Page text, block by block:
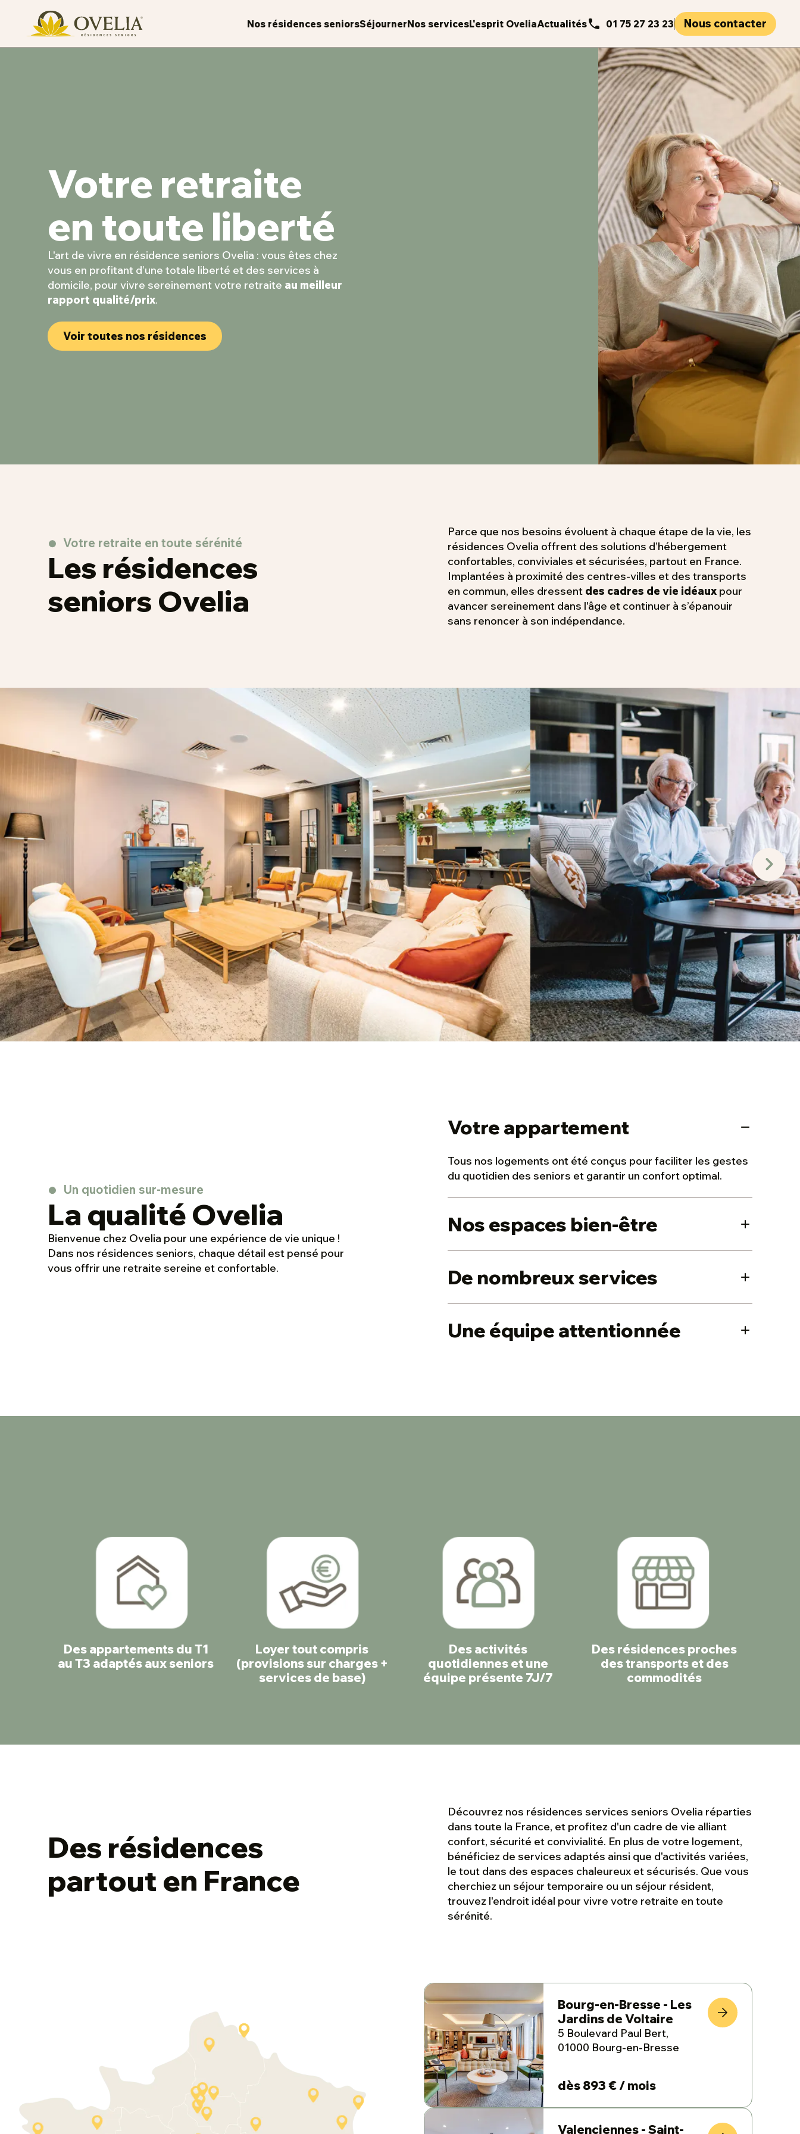
Nos résidences seniorsSéjournerNos servicesL'esprit OveliaActualités 01 75 27 23 23 Nous contacter
Votre retraite
en toute liberté
L'art de vivre en résidence seniors Ovelia : vous êtes chez
vous en profitant d’une totale liberté et des services à
domicile, pour vivre sereinement votre retraite au meilleur
rapport qualité/prix.
Voir toutes nos résidences
Votre retraite en toute sérénité
Les résidences
seniors Ovelia
Parce que nos besoins évoluent à chaque étape de la vie, les
résidences Ovelia offrent des solutions d’hébergement
confortables, conviviales et sécurisées, partout en France.
Implantées à proximité des centres-villes et des transports
en commun, elles dressent des cadres de vie idéaux pour
avancer sereinement dans l'âge et continuer à s’épanouir
sans renoncer à son indépendance.
Un quotidien sur-mesure
La qualité Ovelia
Bienvenue chez Ovelia pour une expérience de vie unique !
Dans nos résidences seniors, chaque détail est pensé pour
vous offrir une retraite sereine et confortable.
Votre appartement
Tous nos logements ont été conçus pour faciliter les gestes
du quotidien des seniors et garantir un confort optimal.
Nos espaces bien-être
coiffure… Place à la détente et à la convivialité !
De nombreux services
nombreux services et des animations pour une retraite à
votre image, libérée des contraintes quotidiennes.
Une équipe attentionnée
Des appartements du T1
au T3 adaptés aux seniors
Loyer tout compris
(provisions sur charges +
services de base)
Des activités
quotidiennes et une
équipe présente 7J/7
Des résidences proches
des transports et des
commodités
Des résidences
partout en France
Découvrez nos résidences services seniors Ovelia réparties
dans toute la France, et profitez d'un cadre de vie alliant
confort, sécurité et convivialité. En plus de votre logement,
bénéficiez de services adaptés ainsi que d'activités variées,
le tout dans des espaces chaleureux et sécurisés. Que vous
cherchiez un séjour temporaire ou un séjour résident,
trouvez l'endroit idéal pour vivre votre retraite en toute
sérénité.
Bourg-en-Bresse - Les
Jardins de Voltaire
5 Boulevard Paul Bert,
01000 Bourg-en-Bresse
dès 893 € / mois
Valenciennes - Saint-